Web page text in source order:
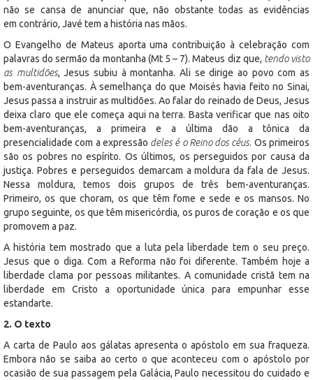
não se cansa de anunciar que, não obstante todas as evidências
em contrário, Javé tem a história nas mãos.
O Evangelho de Mateus aporta uma contribuição à celebração com
palavras do sermão da montanha (Mt 5 – 7). Mateus diz que, tendo visto
as multidões, Jesus subiu à montanha. Ali se dirige ao povo com as
bem-aventuranças. À semelhança do que Moisés havia feito no Sinai,
Jesus passa a instruir as multidões. Ao falar do reinado de Deus, Jesus
deixa claro que ele começa aqui na terra. Basta verificar que nas oito
bem-aventuranças, a primeira e a última dão a tônica da
presencialidade com a expressão deles é o Reino dos céus. Os primeiros
são os pobres no espírito. Os últimos, os perseguidos por causa da
justiça. Pobres e perseguidos demarcam a moldura da fala de Jesus.
Nessa moldura, temos dois grupos de três bem-aventuranças.
Primeiro, os que choram, os que têm fome e sede e os mansos. No
grupo seguinte, os que têm misericórdia, os puros de coração e os que
promovem a paz.
A história tem mostrado que a luta pela liberdade tem o seu preço.
Jesus que o diga. Com a Reforma não foi diferente. Também hoje a
liberdade clama por pessoas militantes. A comunidade cristã tem na
liberdade em Cristo a oportunidade única para empunhar esse
estandarte.
2. O texto
A carta de Paulo aos gálatas apresenta o apóstolo em sua fraqueza.
Embora não se saiba ao certo o que aconteceu com o apóstolo por
ocasião de sua passagem pela Galácia, Paulo necessitou do cuidado e